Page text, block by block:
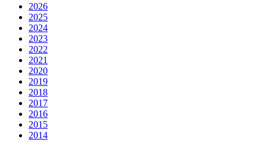
2026
2025
2024
2023
2022
2021
2020
2019
2018
2017
2016
2015
2014